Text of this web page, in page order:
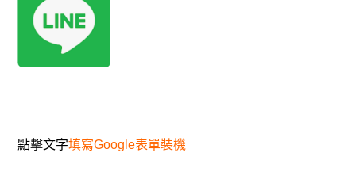
點擊文字填寫Google表單裝機